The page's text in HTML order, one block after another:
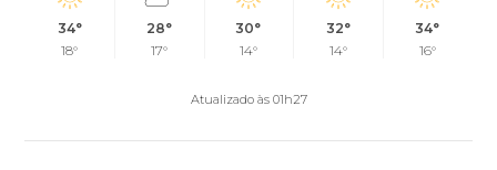
34°
18°
28°
17°
30°
14°
32°
14°
34°
16°
Atualizado às 01h27